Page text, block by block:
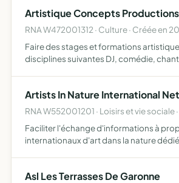
Artistique Concepts Productions
RNA W472001312 · Culture · Créée en
Faire des stages et formations
disciplines suivantes DJ, comédie,
Artists In Nature International
RNA W552001201 · Loisirs et vie sociale
Faciliter l'échange d'informations à
internationaux d'art dans la nature
Asl Les Terrasses De Garonne